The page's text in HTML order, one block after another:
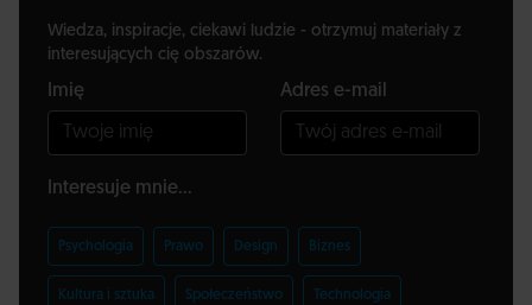
Wiedza, inspiracje, ciekawi ludzie - otrzymuj materiały z
interesujących cię obszarów.
Imię Adres e-mail
Interesuje mnie...
Psychologia Prawo Design Biznes
Kultura i sztuka Społeczeństwo Technologia